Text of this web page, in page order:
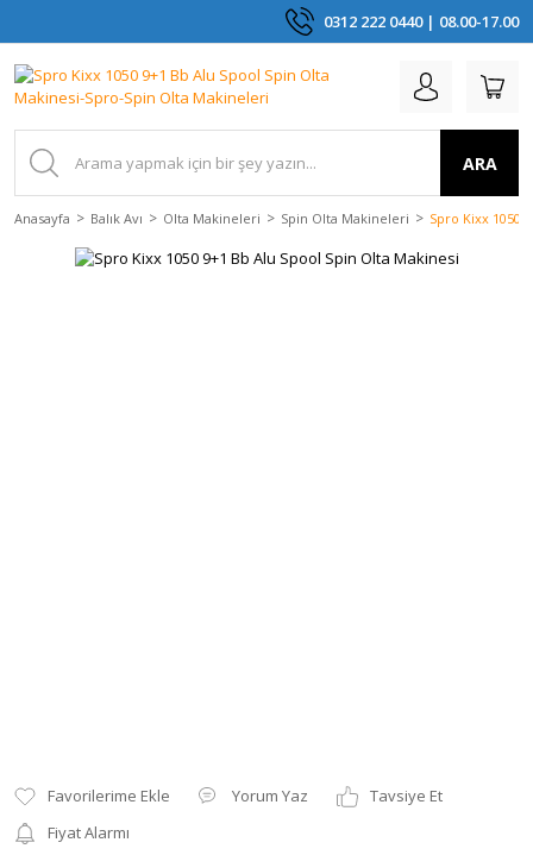
0312 222 0440 | 08.00-17.00
ARA
Anasayfa Balık Avı Olta Makineleri Spin Olta Makineleri Spro Kixx 1050
Yorum Yaz
Tavsiye Et
Fiyat Alarmı